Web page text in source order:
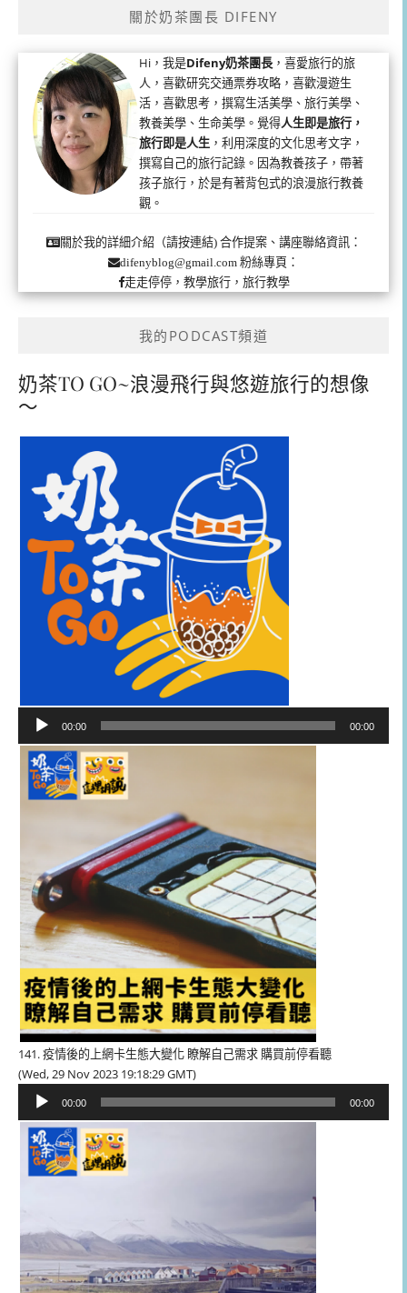
關於奶茶團長 DIFENY
Hi，我是Difeny奶茶團長 ，喜愛旅行的旅
人，喜歡研究交通票券攻略，喜歡漫遊生
活，喜歡思考，撰寫生活美學、旅行美學、
教養美學、生命美學。覺得人生即是旅行，
旅行即是人生 ，利用深度的文化思考文字，
撰寫自己的旅行記錄。因為教養孩子，帶著
孩子旅行，於是有著背包式的浪漫旅行教養
觀。
關於我的詳細介紹（請按連結)合作提案、講座聯絡資訊：
difenyblog@gmail.com 粉絲專頁：
走走停停，教學旅行，旅行教學
我的PODCAST頻道
奶茶TO GO~浪漫飛行與悠遊旅行的想像
～
播
器
00:00 00:00
141. 疫情後的上網卡生態大變化 瞭解自己需求 購買前停看聽
(Wed, 29 Nov 2023 19:18:29 GMT)
播
器
00:00 00:00